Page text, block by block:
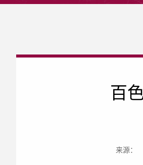
百
来源：